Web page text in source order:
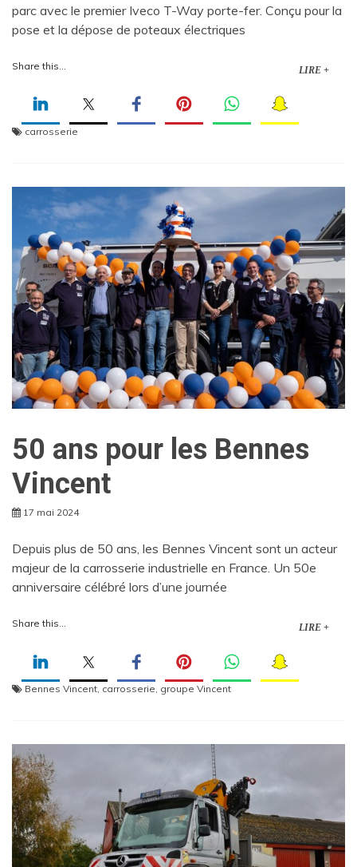
parc avec le premier Iveco T-Way porte-fer. Conçu pour la
pose et la dépose de poteaux électriques
Share this... LIRE +
carrosserie
50 ans pour les Bennes
Vincent
17 mai 2024
Depuis plus de 50 ans, les Bennes Vincent sont un acteur
majeur de la carrosserie industrielle en France. Un 50e
anniversaire célébré lors d’une journée
Share this... LIRE +
Bennes Vincent, carrosserie, groupe Vincent